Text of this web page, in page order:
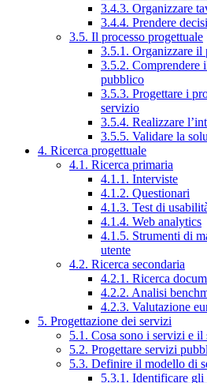
3.4.3. Organizzare
3.4.4. Prendere
3.5. Il processo progettuale
3.5.1. Organizzare il
3.5.2. Comprendere
pubblico
3.5.3. Progettare i
servizio
3.5.4. Realizzare
3.5.5. Validare la
4. Ricerca progettuale
4.1. Ricerca primaria
4.1.1. Interviste
4.1.2. Questionari
4.1.3. Test di
4.1.4. Web analytics
4.1.5. Strumenti di
utente
4.2. Ricerca secondaria
4.2.1. Ricerca
4.2.2. Analisi
4.2.3. Valutazione
5. Progettazione dei servizi
5.1. Cosa sono i servizi e il
5.2. Progettare servizi
5.3. Definire il modello di
5.3.1. Identificare